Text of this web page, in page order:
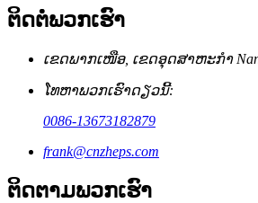
ຕິດຕໍ່ພວກເຮົາ
ເຂດ​ພາກ​ເໜືອ, ເຂດ​ອຸດ​ສາ​ຫະ​ກຳ
ໂທຫາພວກເຮົາດຽວນີ້:
0086-13673182879
frank@cnzheps.com
ຕິດຕາມພວກເຮົາ